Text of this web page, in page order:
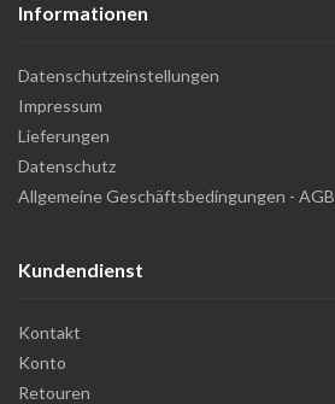
Informationen
Datenschutzeinstellungen
Impressum
Lieferungen
Datenschutz
Allgemeine Geschäftsbedingungen - AGB
Kundendienst
Kontakt
Konto
Retouren